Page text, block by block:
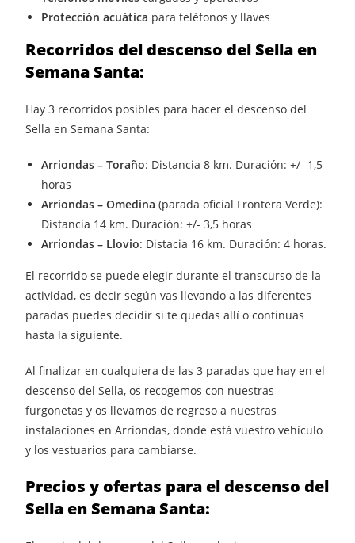
Protección acuática para teléfonos y llaves
Recorridos del descenso del Sella en
Semana Santa:
Hay 3 recorridos posibles para hacer el descenso del
Sella en Semana Santa:
Arriondas – Toraño: Distancia 8 km. Duración: +/- 1,5
horas
Arriondas – Omedina (parada oficial Frontera Verde):
Distancia 14 km. Duración: +/- 3,5 horas
Arriondas – Llovio: Distacia 16 km. Duración: 4 horas.
El recorrido se puede elegir durante el transcurso de la
actividad, es decir según vas llevando a las diferentes
paradas puedes decidir si te quedas allí o continuas
hasta la siguiente.
Al finalizar en cualquiera de las 3 paradas que hay en el
descenso del Sella, os recogemos con nuestras
furgonetas y os llevamos de regreso a nuestras
instalaciones en Arriondas, donde está vuestro vehículo
y los vestuarios para cambiarse.
Precios y ofertas para el descenso del
Sella en Semana Santa: